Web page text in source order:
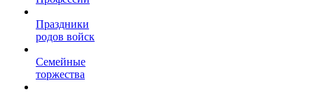
Праздники
родов войск
Семейные
торжества